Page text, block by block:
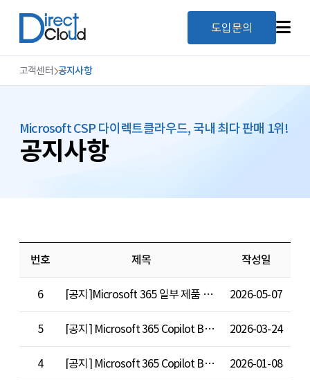
도입문의
고객센터 공지사항
Microsoft CSP 다이렉트클라우드, 국내 최다 판매 1위!
공지사항
번호 제목 작성일
6 [공지]Microsoft 365 일부 제품 가격 조정 안내 (2026년 7월 1일 적용) 2026-05-07
5 [공지] Microsoft 365 Copilot Business 출시 기념 최대 42% 할인 프로모션(연장) 2026-03-24
4 [공지] Microsoft 365 Copilot Business 출시 기념 최대 37% 할인 프로모션 안내 2026-01-08